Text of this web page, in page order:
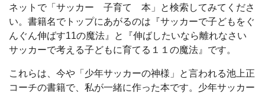
ネットで「サッカー 子育て 本」と検索してみてくださ
い。書籍名でトップにあがるのは『サッカーで子どもをぐ
んぐん伸ばす11の魔法』と『伸ばしたいなら離れなさい
サッカーで考える子どもに育てる１１の魔法』です。
これらは、今や「少年サッカーの神様」と言われる池上正
コーチの書籍で、私が一緒に作った本です。少年サッカー